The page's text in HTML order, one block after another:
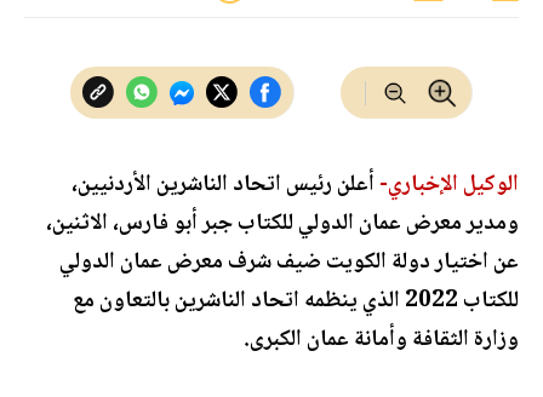
الوكيل الإخباري-أعلن رئيس اتحاد الناشرين الأردنيين،
ومدير معرض عمان الدولي للكتاب جبر أبو فارس، الاثنين،
عن اختيار دولة الكويت ضيف شرف معرض عمان الدولي
للكتاب 2022 الذي ينظمه اتحاد الناشرين بالتعاون مع
وزارة الثقافة وأمانة عمان الكبرى.